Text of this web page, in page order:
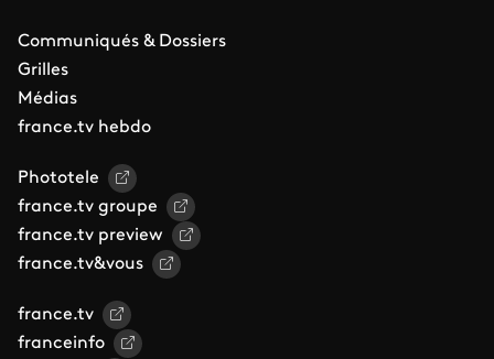
Communiqués & Dossiers
Grilles
Médias
france.tv hebdo
Phototele
france.tv groupe
france.tv preview
france.tv&vous
france.tv
franceinfo